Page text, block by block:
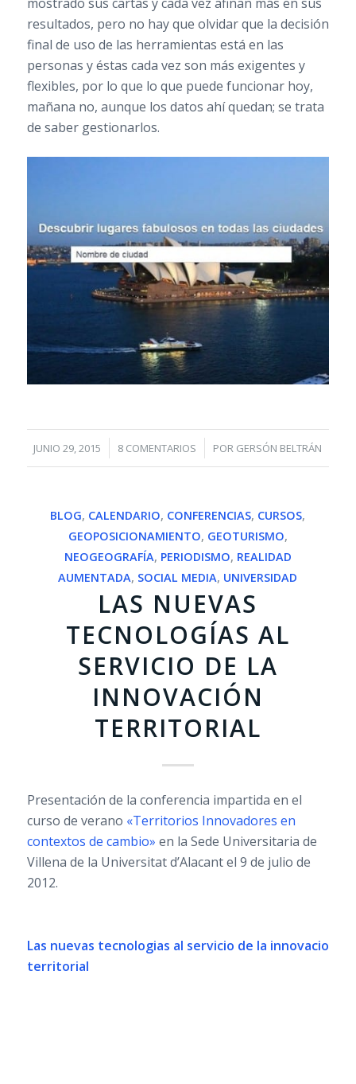
mostrado sus cartas y cada vez afinan más en sus
resultados, pero no hay que olvidar que la decisión
final de uso de las herramientas está en las
personas y éstas cada vez son más exigentes y
flexibles, por lo que lo que puede funcionar hoy,
mañana no, aunque los datos ahí quedan; se trata
de saber gestionarlos.
JUNIO 29, 2015
/ 8 COMENTARIOS
/ POR GERSÓN BELTRÁN
BLOG, CALENDARIO, CONFERENCIAS, CURSOS,
GEOPOSICIONAMIENTO, GEOTURISMO,
NEOGEOGRAFÍA, PERIODISMO, REALIDAD
AUMENTADA, SOCIAL MEDIA, UNIVERSIDAD
LAS NUEVAS
TECNOLOGÍAS AL
SERVICIO DE LA
INNOVACIÓN
TERRITORIAL
Presentación de la conferencia impartida en el
curso de verano «Territorios Innovadores en
contextos de cambio» en la Sede Universitaria de
Villena de la Universitat d’Alacant el 9 de julio de
2012.
Las nuevas tecnologias al servicio de la innovacion
territorial